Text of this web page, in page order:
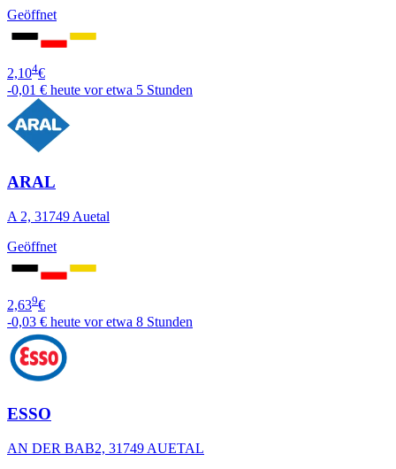
Geöffnet
2,104€
-0,01 € heute vor etwa 5 Stunden
ARAL
A 2, 31749 Auetal
Geöffnet
2,639€
-0,03 € heute vor etwa 8 Stunden
ESSO
AN DER BAB2, 31749 AUETAL